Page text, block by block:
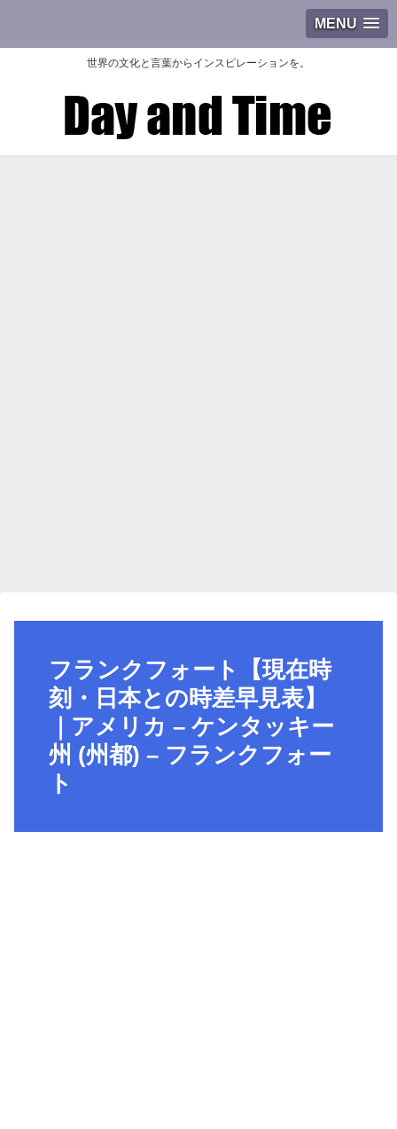
MENU
世界の文化と言葉からインスピレーションを。
フランクフォート【現在時
刻・日本との時差早見表】
｜アメリカ – ケンタッキー
州 (州都) – フランクフォー
ト